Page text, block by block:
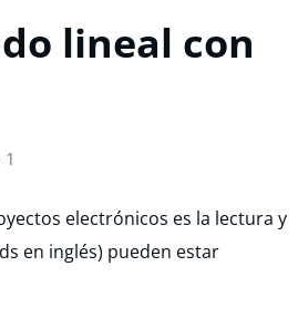
lineal con
1
electrónicos es la lectura y
en inglés) pueden estar